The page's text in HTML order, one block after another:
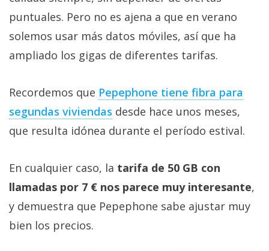
puntuales. Pero no es ajena a que en verano
solemos usar más datos móviles, así que ha
ampliado los gigas de diferentes tarifas.
Recordemos que Pepephone tiene fibra para
segundas viviendas‎ desde hace unos meses,
que resulta idónea durante el período estival.
En cualquier caso, la tarifa de 50 GB con
llamadas por 7 € nos parece muy interesante,
y demuestra que Pepephone sabe ajustar muy
bien los precios.